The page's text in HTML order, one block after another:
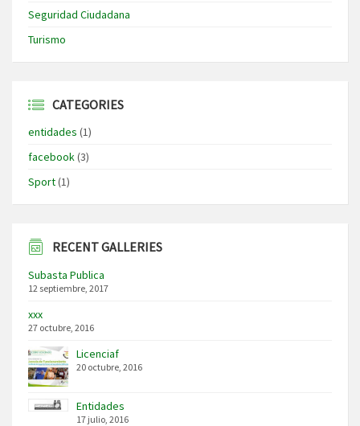
Seguridad Ciudadana
Turismo
CATEGORIES
entidades (1)
facebook(3)
Sport(1)
RECENT GALLERIES
Subasta Publica
12 septiembre, 2017
xxx
27 octubre, 2016
Licenciaf
20 octubre, 2016
Entidades
17 julio, 2016